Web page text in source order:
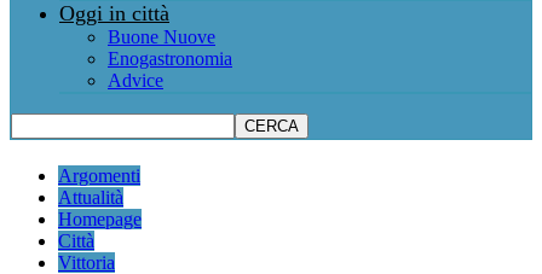
Oggi in città
Buone Nuove
Enogastronomia
Advice
Argomenti
Attualità
Homepage
Città
Vittoria